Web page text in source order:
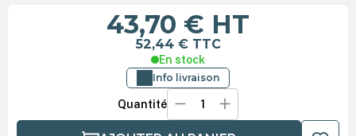
43,70 € HT
52,44 € TTC
En stock
Info livraison
Quantité